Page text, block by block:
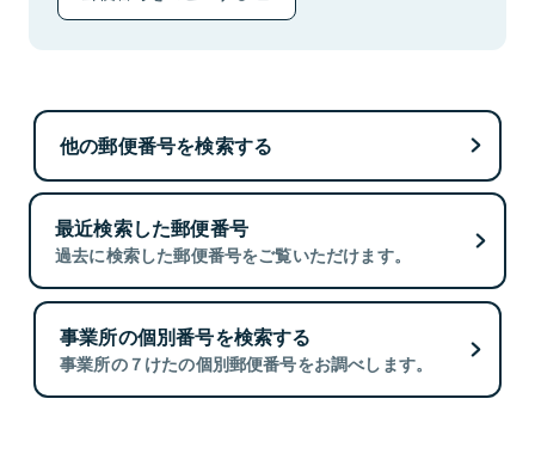
他の郵便番号を検索する
最近検索した郵便番号
過去に検索した郵便番号をご覧いただけます。
事業所の個別番号を検索する
事業所の７けたの個別郵便番号をお調べします。